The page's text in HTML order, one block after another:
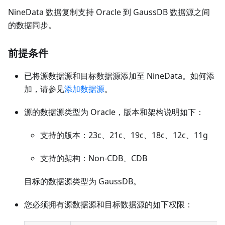
NineData 数据复制支持 Oracle 到 GaussDB 数据源之间
的数据同步。
前提条件
已将源数据源和目标数据源添加至 NineData。如何添
加，请参见添加数据源。
源的数据源类型为 Oracle，版本和架构说明如下：
支持的版本：23c、21c、19c、18c、12c、11g
支持的架构：Non-CDB、CDB
目标的数据源类型为 GaussDB。
您必须拥有源数据源和目标数据源的如下权限：